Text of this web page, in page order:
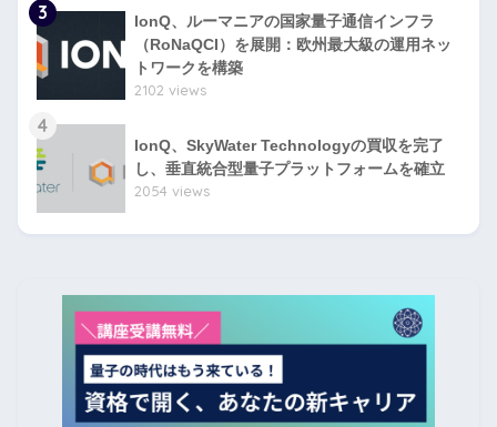
3
IonQ、ルーマニアの国家量子通信インフラ
（RoNaQCI）を展開：欧州最大級の運用ネッ
トワークを構築
2102 views
4
IonQ、SkyWater Technologyの買収を完了
し、垂直統合型量子プラットフォームを確立
2054 views